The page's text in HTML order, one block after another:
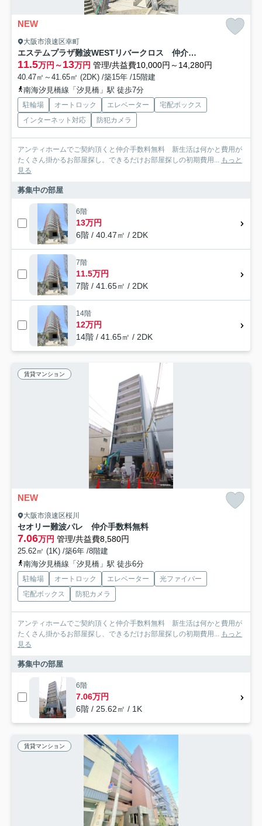
NEW
大阪市浪速区幸町
エステムプラザ難波WESTリバークロス 仲介手数料無料
11.5万円～13万円 管理/共益費10,000円～14,280円
40.47㎡～41.65㎡ (2DK) /築15年 /15階建
南海汐見橋線「汐見橋」駅 徒歩7分
駐輪場 オートロック エレベーター
宅配ボックス
インターネット対応
防犯カメラ
アンティホームでご契約頂くと仲介手数料無料 新生活は何かと費用が
たくさん掛かるお部屋探し。できるだけお部屋探しの初期費用...
もっと
見る
募集中の部屋
6階
13万円
6階 / 40.47㎡ / 2DK
7階
11.5万円
7階 / 41.65㎡ / 2DK
14階
12万円
14階 / 41.65㎡ / 2DK
賃貸マンション
NEW
大阪市浪速区桜川
セオリー難波パレ 仲介手数料無料
7.06万円 管理/共益費8,580円
25.62㎡ (1K) /築6年 /8階建
南海汐見橋線「汐見橋」駅 徒歩6分
駐輪場 オートロック エレベーター
光ファイバー
宅配ボックス
防犯カメラ
アンティホームでご契約頂くと仲介手数料無料 新生活は何かと費用が
たくさん掛かるお部屋探し、できるだけお部屋探しの初期費用...
もっと
見る
募集中の部屋
6階
7.06万円
6階 / 25.62㎡ / 1K
賃貸マンション